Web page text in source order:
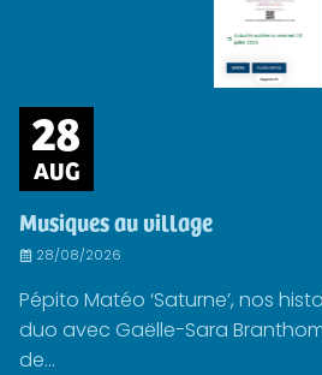
28
AUG
Musiques au village
28/08/2026
Pépito Matéo ‘Saturne’, nos
duo avec Gaëlle-Sara
de...